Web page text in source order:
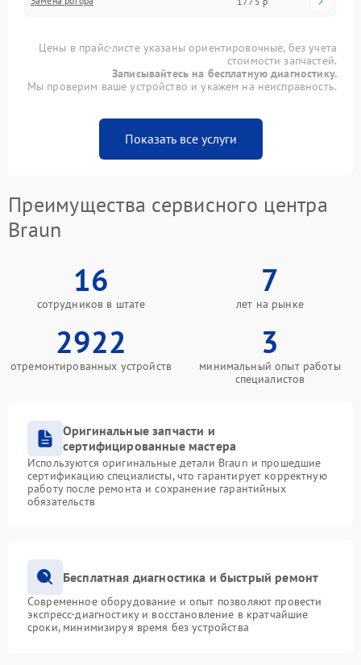
Цены в прайс-листе указаны ориентировочные, без учета
стоимости запчастей.
Записывайтесь на бесплатную диагностику.
Мы проверим ваше устройство и укажем на неисправность.
Показать все услуги
Преимущества сервисного центра
Braun
16
сотрудников в штате
7
лет на рынке
2922
отремонтированных устройств
3
минимальный опыт работы
специалистов
Оригинальные запчасти и
сертифицированные мастера
Используются оригинальные детали Braun и прошедшие
сертификацию специалисты, что гарантирует корректную
работу после ремонта и сохранение гарантийных
обязательств
Бесплатная диагностика и быстрый ремонт
Современное оборудование и опыт позволяют провести
экспресс-диагностику и восстановление в кратчайшие
сроки, минимизируя время без устройства